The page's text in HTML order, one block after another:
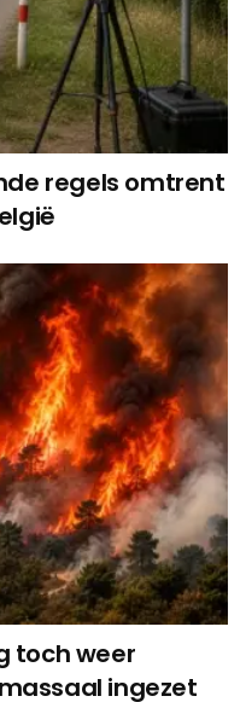
regels omtrent
toch weer
ingezet